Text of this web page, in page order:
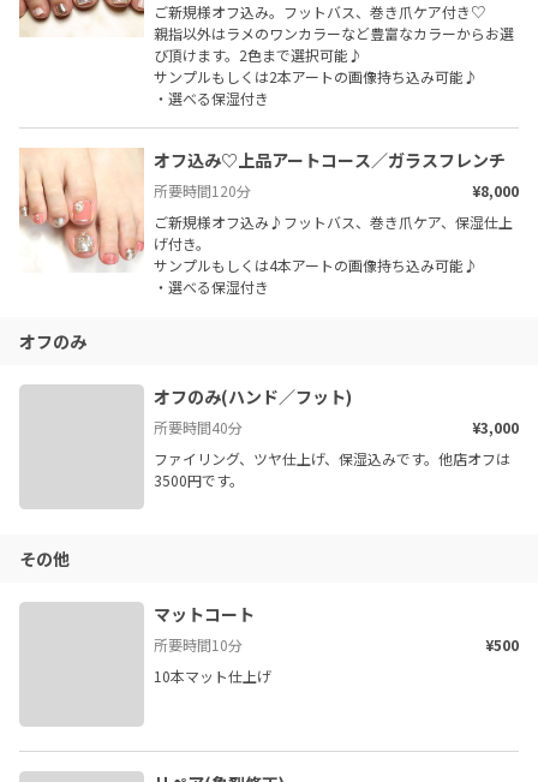
ご新規様オフ込み。フットバス、巻き爪ケア付き♡
親指以外はラメのワンカラーなど豊富なカラーからお選
び頂けます。2色まで選択可能♪
サンプルもしくは2本アートの画像持ち込み可能♪
・選べる保湿付き
オフ込み♡上品アートコース／ガラスフレンチ
所要時間120分
¥8,000
ご新規様オフ込み♪フットバス、巻き爪ケア、保湿仕上
げ付き。
サンプルもしくは4本アートの画像持ち込み可能♪
・選べる保湿付き
オフのみ
オフのみ(ハンド／フット)
所要時間40分
¥3,000
ファイリング、ツヤ仕上げ、保湿込みです。他店オフは
3500円です。
その他
マットコート
所要時間10分
¥500
10本マット仕上げ